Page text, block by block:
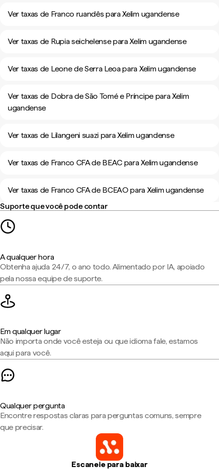
Ver taxas de Franco ruandês para Xelim ugandense
Ver taxas de Rupia seichelense para Xelim ugandense
Ver taxas de Leone de Serra Leoa para Xelim ugandense
Ver taxas de Dobra de São Tomé e Príncipe para Xelim
ugandense
Ver taxas de Lilangeni suazi para Xelim ugandense
Ver taxas de Franco CFA de BEAC para Xelim ugandense
Ver taxas de Franco CFA de BCEAO para Xelim ugandense
Suporte que você pode contar
A qualquer hora
Obtenha ajuda 24/7, o ano todo. Alimentado por IA, apoiado
pela nossa equipe de suporte.
Em qualquer lugar
Não importa onde você esteja ou que idioma fale, estamos
aqui para você.
Qualquer pergunta
Encontre respostas claras para perguntas comuns, sempre
que precisar.
Escaneie para baixar